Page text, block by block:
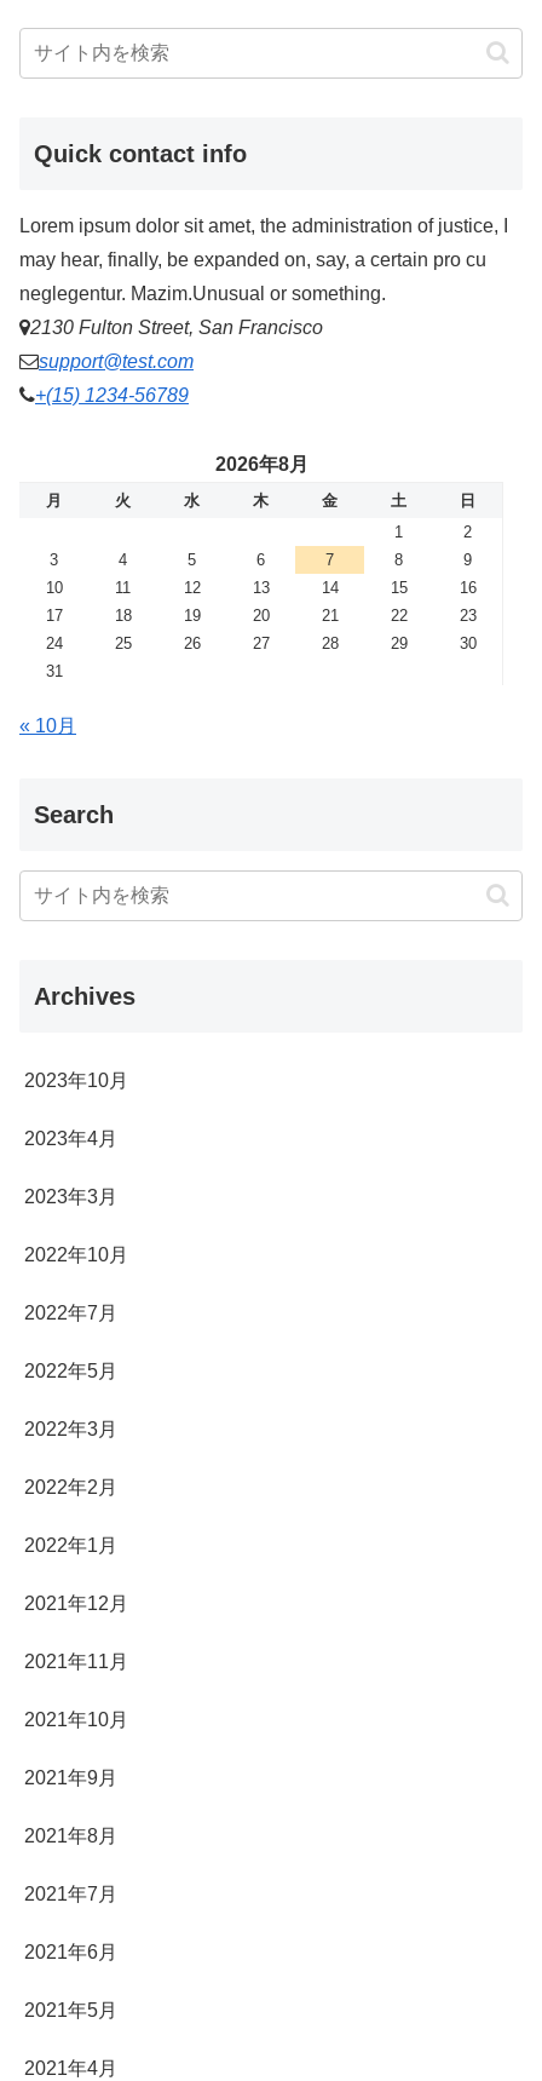
Quick contact info
Lorem ipsum dolor sit amet, the administration of justice, I
may hear, finally, be expanded on, say, a certain pro cu
neglegentur. Mazim.Unusual or something.
2130 Fulton Street, San Francisco
support@test.com
+(15) 1234-56789
2026年8月
月 火 水 木 金 土
日
1
2
3
4 5 6 7 8
9
10
11 12 13 14 15
16
17
18 19 20 21 22
23
24
25 26 27 28 29
30
31
« 10月
Search
Archives
2023年10月
2023年4月
2023年3月
2022年10月
2022年7月
2022年5月
2022年3月
2022年2月
2022年1月
2021年12月
2021年11月
2021年10月
2021年9月
2021年8月
2021年7月
2021年6月
2021年5月
2021年4月